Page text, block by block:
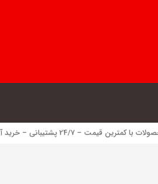
– خرید آسان با پرداخت الکترونیک